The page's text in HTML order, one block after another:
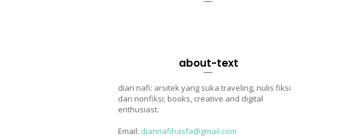
about-text
dian nafi: arsitek yang suka traveling, nulis fiksi
dan nonfiksi; books, creative and digital
enthusiast.
Email: diannafihasfa@gmail.com